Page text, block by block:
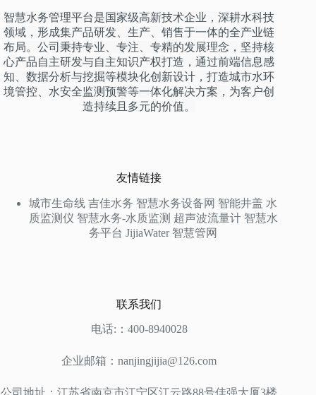
智慧水务管理平台是国家级高新技术企业，深耕水科技
领域，形成集产品研发、生产、销售于一体的全产业链
布局。公司秉持专业、专注、专精的发展理念，坚持核
心产品自主研发与自主知识产权打造，通过前端信息感
知、数据分析与挖掘等模块化创新设计，打造城市水环
境管控、水安全监测预警等一体化解决方案，为客户创
造持续且多元的价值。
友情链接
城市生命线 吉佳水务 智慧水务设备网 智能井盖 水
质监测仪 智慧水务-水质监测 超声波流量计 智慧水
务平台 JijiaWater 智慧管网
联系我们
电话:：400-8940028
企业邮箱：nanjingjijia@126.com